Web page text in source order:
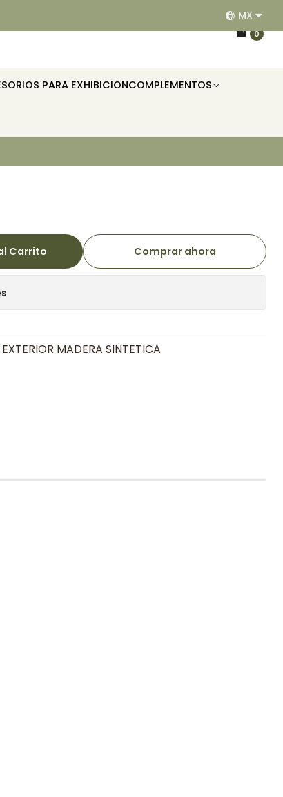
0
PARA EXHIBICIONCOMPLEMENTOS
EQUIPAMOS RESTAURANTES, HOTELES, OFICINAS E
MX
Carrito Comprar ahora
MADERA SINTETICA